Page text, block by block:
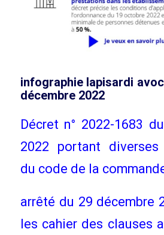
infographie lapisardi
décembre 2022
Décret n° 2022-1683
2022 portant diverses
du code de la
arrêté du 29 décembre
les cahier des clauses